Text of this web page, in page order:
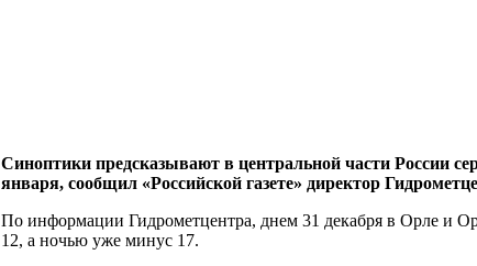
Синоптики предсказывают в центральной части России
января, сообщил «Российской газете» директор
По информации Гидрометцентра, днем 31 декабря в Орле и
12, а ночью уже минус 17.